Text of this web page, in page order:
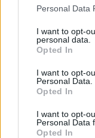
Please note that
not limited to your
grant or deny
use your data for
consent section.
Personal Data
I want to opt-
personal data.
Opted In
I want to opt-
Personal Data.
Opted In
I want to opt-
Personal Data
Opted In